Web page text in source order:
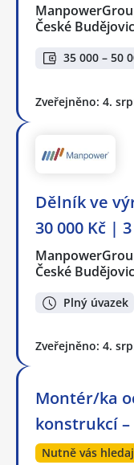
České
35 000 – 50
Zveřejněno: 4.
Dělník ve
30 000 Kč |
České
Plný úvazek
Zveřejněno: 4.
Montér/ka
konstrukcí –
Nutně vás